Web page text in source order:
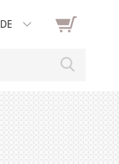
DE